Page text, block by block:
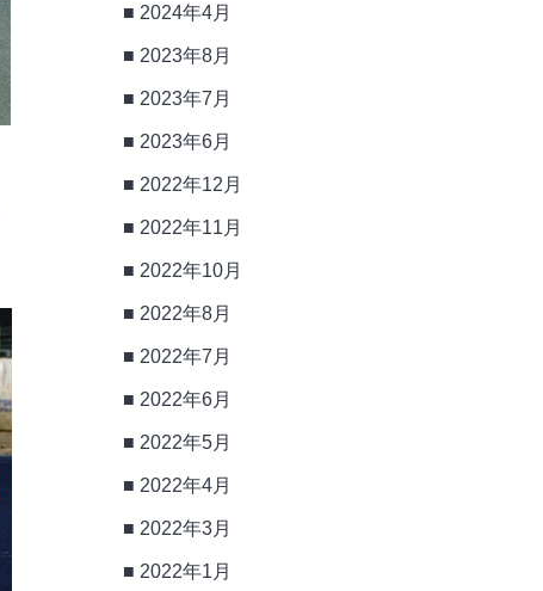
2024年4月
2023年8月
2023年7月
2023年6月
2022年12月
2022年11月
2022年10月
2022年8月
2022年7月
2022年6月
2022年5月
2022年4月
2022年3月
2022年1月